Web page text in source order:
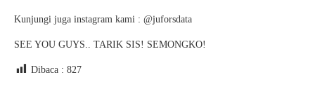
Kunjungi juga instagram kami : @juforsdata
SEE YOU GUYS.. TARIK SIS! SEMONGKO!
Dibaca : 827